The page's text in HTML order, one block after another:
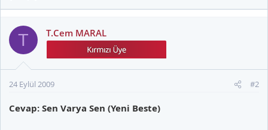
T T.Cem MARAL
24 Eylül 2009 #2
Cevap: Sen Varya Sen (Yeni Beste)